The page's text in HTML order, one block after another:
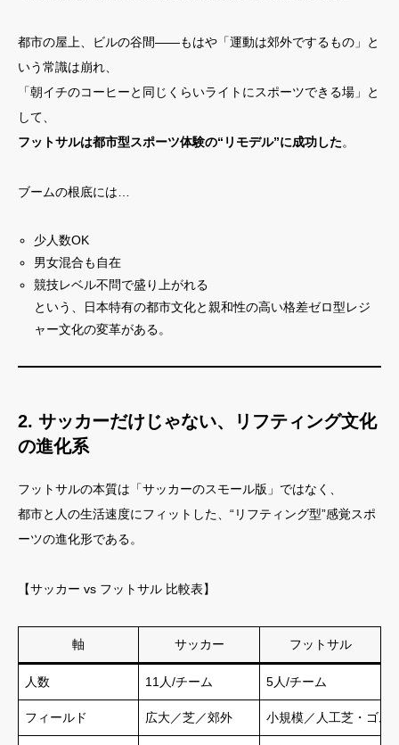
都市の屋上、ビルの谷間――もはや「運動は郊外でするもの」と
いう常識は崩れ、
「朝イチのコーヒーと同じくらいライトにスポーツできる場」と
して、
フットサルは都市型スポーツ体験の“リモデル”に成功した。
ブームの根底には…
少人数OK
男女混合も自在
競技レベル不問で盛り上がれる
という、日本特有の都市文化と親和性の高い格差ゼロ型レジ
ャー文化の変革がある。
2. サッカーだけじゃない、リフティング文化
の進化系
フットサルの本質は「サッカーのスモール版」ではなく、
都市と人の生活速度にフィットした、“リフティング型”感覚スポ
ーツの進化形である。
【サッカー vs フットサル 比較表】
軸 サッカー フットサル
人数 11人/チーム 5人/チーム
フィールド 広大／芝／郊外 小規模／人工芝・ゴム